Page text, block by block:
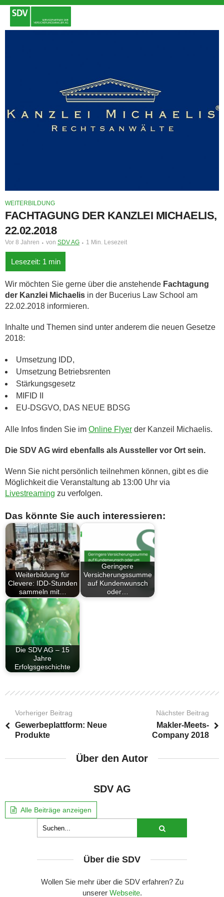
WEITERBILDUNG
FACHTAGUNG DER KANZLEI MICHAELIS,
22.02.2018
Vor 8 Jahren von SDV AG 1 Min. Lesezeit
Wir möchten Sie gerne über die anstehende Fachtagung
der Kanzlei Michaelis in der Bucerius Law School am
22.02.2018 informieren.
Inhalte und Themen sind unter anderem die neuen Gesetze
2018:
Umsetzung IDD,
Umsetzung Betriebsrenten
Stärkungsgesetz
MIFID II
EU-DSGVO, DAS NEUE BDSG
Alle Infos finden Sie im Online Flyer der Kanzeil Michaelis.
Die SDV AG wird ebenfalls als Aussteller vor Ort sein.
Wenn Sie nicht persönlich teilnehmen können, gibt es die
Möglichkeit die Veranstaltung ab 13:00 Uhr via
Livestreaming zu verfolgen.
Das könnte Sie auch interessieren:
Weiterbildung für
Clevere: IDD-Stunden
sammeln mit…
Geringere
Versicherungssumme
auf Kundenwunsch
oder…
Die SDV AG – 15
Jahre
Erfolgsgeschichte
Vorheriger Beitrag
Gewerbeplattform: Neue
Produkte
Nächster Beitrag
Makler-Meets-
Company 2018
Über den Autor
SDV AG
Alle Beiträge anzeigen
Über die SDV
Wollen Sie mehr über die SDV erfahren? Zu
unserer Webseite.